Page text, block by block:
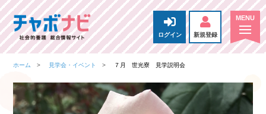
ログイン 新規登録
ホーム 見学会・イベント ７月 世光寮 見学説明会